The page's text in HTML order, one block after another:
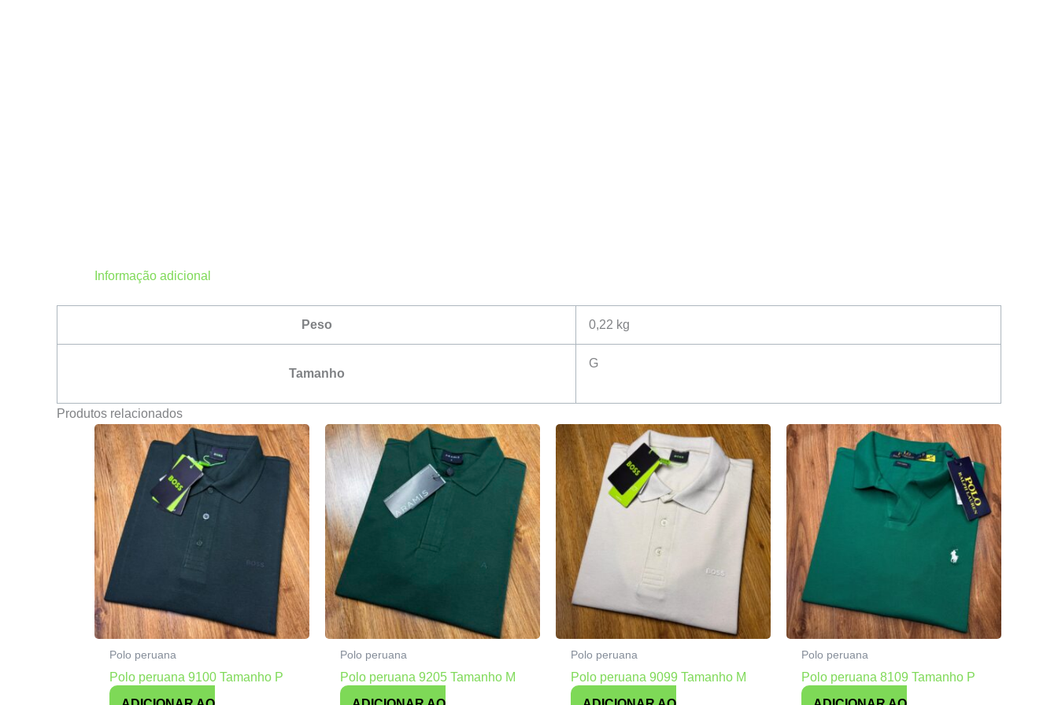
Informação adicional
Peso 0,22 kg
Tamanho
G
Produtos relacionados
Polo peruana
Polo peruana 9100 Tamanho P
Polo peruana
Polo peruana 9205 Tamanho M
Polo peruana
Polo peruana 9099 Tamanho M
Polo peruana
Polo peruana 8109 Tamanho P